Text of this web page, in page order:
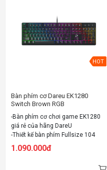
HOT
Bàn phím cơ Dareu EK1280
Switch Brown RGB
(TK531U08603G) (USB)
-Bàn phím cơ chơi game EK1280
giá rẻ của hãng DareU
-Thiết kế bàn phím Fullsize 104
phím quen thuộc
-Đầy đủ 3 loại Switch: Blue - Brown
1.090.000đ